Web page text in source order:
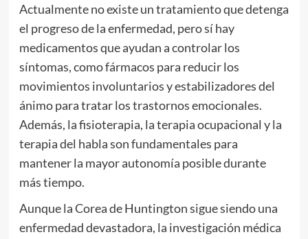
Actualmente no existe un tratamiento que detenga
el progreso de la enfermedad, pero sí hay
medicamentos que ayudan a controlar los
síntomas, como fármacos para reducir los
movimientos involuntarios y estabilizadores del
ánimo para tratar los trastornos emocionales.
Además, la fisioterapia, la terapia ocupacional y la
terapia del habla son fundamentales para
mantener la mayor autonomía posible durante
más tiempo.
Aunque la Corea de Huntington sigue siendo una
enfermedad devastadora, la investigación médica